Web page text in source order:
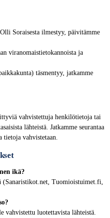
Soraisesta ilmestyy, päivitämme
viranomaistietokannoista ja
täsmentyy, jatkamme
vahvistettuja henkilötietoja tai
lähteistä. Jatkamme seurantaa
tietoja vahvistetaan.
ikä?
Tuomioistuimet.fi,
vahvistettu luotettavista lähteistä.